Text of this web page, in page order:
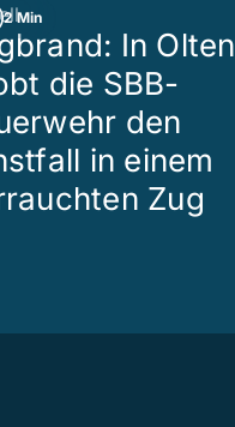
2 Min
In Olten
die SBB-
den
in einem
Zug